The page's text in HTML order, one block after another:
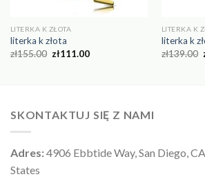
LITERKA K ZŁOTA
literka k złota
zł155.00 zł111.00
LITERKA K
literka k
zł139.00
SKONTAKTUJ SIĘ Z NAMI
Adres:4906 Ebbtide Way, San Diego,
States